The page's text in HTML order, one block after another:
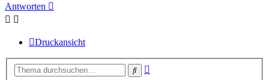
Antworten
Druckansicht
Suche